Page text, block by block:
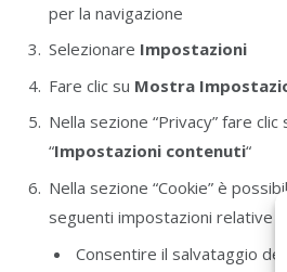
per la navigazione
Selezionare Impostazioni
Fare clic su Mostra
Nella sezione “Privacy” fare
“Impostazioni contenuti“
Nella sezione “Cookie” è
seguenti impostazioni relative ai
Consentire il salvataggio dei